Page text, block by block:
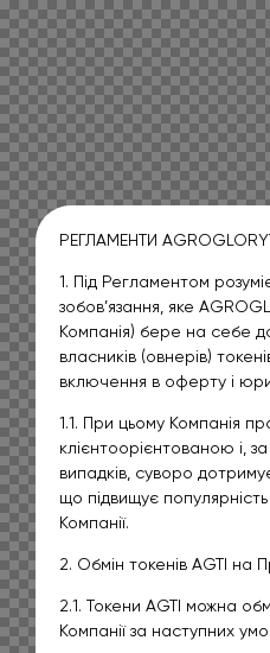
РЕГЛАМЕНТИ
1. Під Регламентом
зобов’язання, яке
Компанія) бере на себе
власників (овнерів)
включення в оферту і
1.1. При цьому Компанія
клієнтоорієнтованою і,
випадків, суворо
що підвищує популярність
Компанії.
2. Обмін токенів AGTI на
2.1. Токени AGTI можна
Компанії за наступних